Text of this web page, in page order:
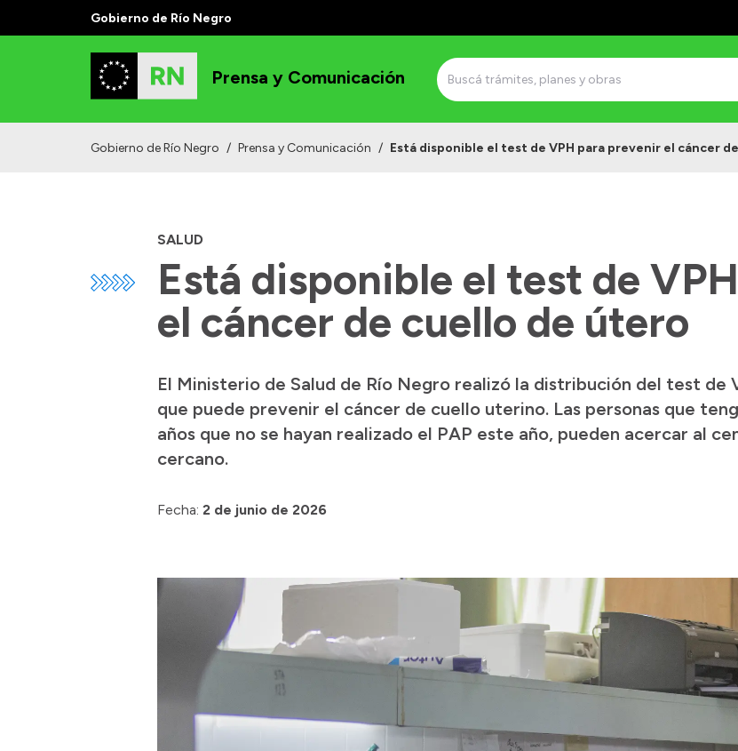
Gobierno de Río Negro
Prensa y Comunicación
Gobierno de Río Negro / Prensa y Comunicación / Está disponible el test de VPH para prevenir el cáncer
SALUD
Está disponible el test de
el cáncer de cuello de útero
El Ministerio de Salud de Río Negro realizó la distribución del test de
que puede prevenir el cáncer de cuello uterino. Las personas que
años que no se hayan realizado el PAP este año, pueden acercar al
cercano.
Fecha: 2 de junio de 2026